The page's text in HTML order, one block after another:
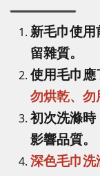
新毛巾使
留雜質。
使用毛巾應
勿烘乾、勿
初次洗滌
影響品質。
深色毛巾洗